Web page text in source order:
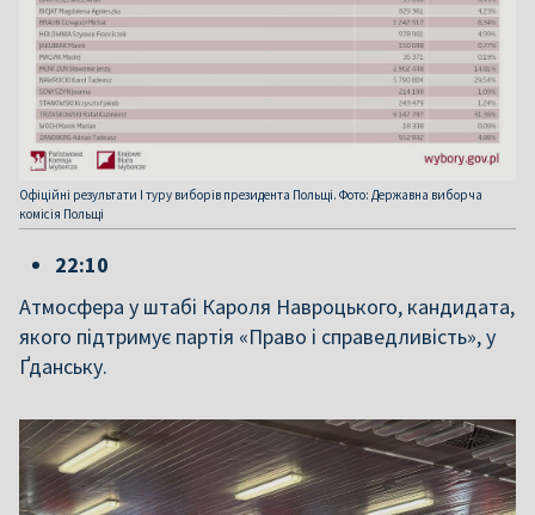
Офіційні результати І туру виборів президента Польщі. Фото: Державна виборча
комісія Польщі
22:10
Атмосфера у штабі Кароля Навроцького, кандидата,
якого підтримує партія «Право і справедливість», у
Ґданську.